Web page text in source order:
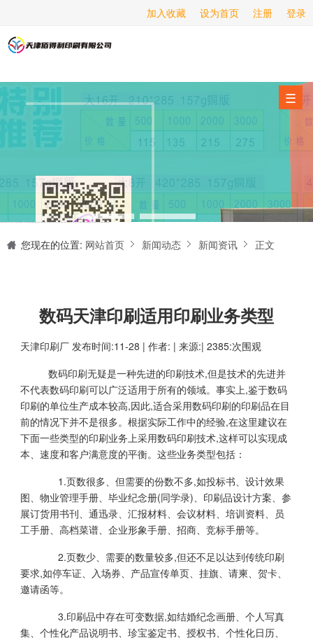
登录
注册
设为首页
加入收藏
☰
海报印刷
服务项目
经营范围
设备展示
新闻动态
关于我们
联系我们
您现在的位置: 网站首页 新闻动态 新闻资讯 正文
数码天津印刷适用印刷业务类型
天津印刷厂 发布时间:11-28 | 作者: | 来源:| 2385:次围观
数码印刷无疑是一种先进的印刷技术,但是技术的先进并
不代表数码印刷可以广泛适用于所有的领域。事实上,鉴于数码
印刷的单位生产成本较高,因此,适合采用数码印刷的印刷品在目
前的情况下并不是很多。根据实际工作中的经验,在这里建议在
下面一些类型的印刷业务上采用数码印刷技术,这样可以实现成
本、速度和客户满意度的平衡。这些业务类型包括：
1.页数很多、但需要的份数不多,如投标书、设计效果
图、物业管理手册、毕业纪念册(同学录)、印刷品设计方案、参
展订货用书刊、通迅录、汇报材料、会议材料、培训资料、员
工手册、高档菜谱、企业形象手册、招商、竞标手册等。
2.页数少、需要的数量较多,但还不足以达到传统印刷
要求,如停车证、入场券、产品宣传单页、挂旗、请柬、贺卡、
邀请函等。
3.印刷品中存在可变数据,如结婚纪念画册、个人写真
集、个性化产品说明书、珍宝鉴定书、授权书、个性化日历、